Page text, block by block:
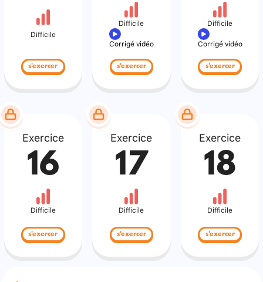
Difficile
s'exercer
Difficile
Corrigé vidéo
s'exercer
Difficile
Corrigé vidéo
s'exercer
Exercice
16
Difficile
s'exercer
Exercice
17
Difficile
s'exercer
Exercice
18
Difficile
s'exercer